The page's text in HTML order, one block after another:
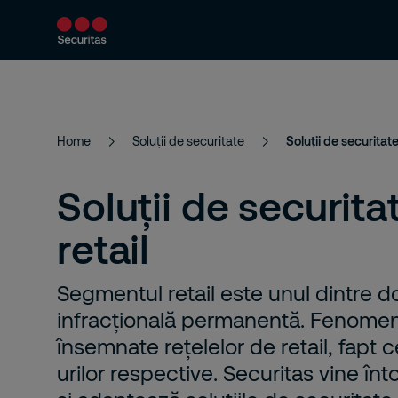
Despre noi Servicii de securitate
Home Soluții de securitate Soluții de
Soluții de
retail
Segmentul retail este unul dintre
infracțională permanentă.
însemnate rețelelor de retail, fapt
urilor respective. Securitas vine